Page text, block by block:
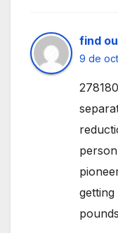
find
9 de